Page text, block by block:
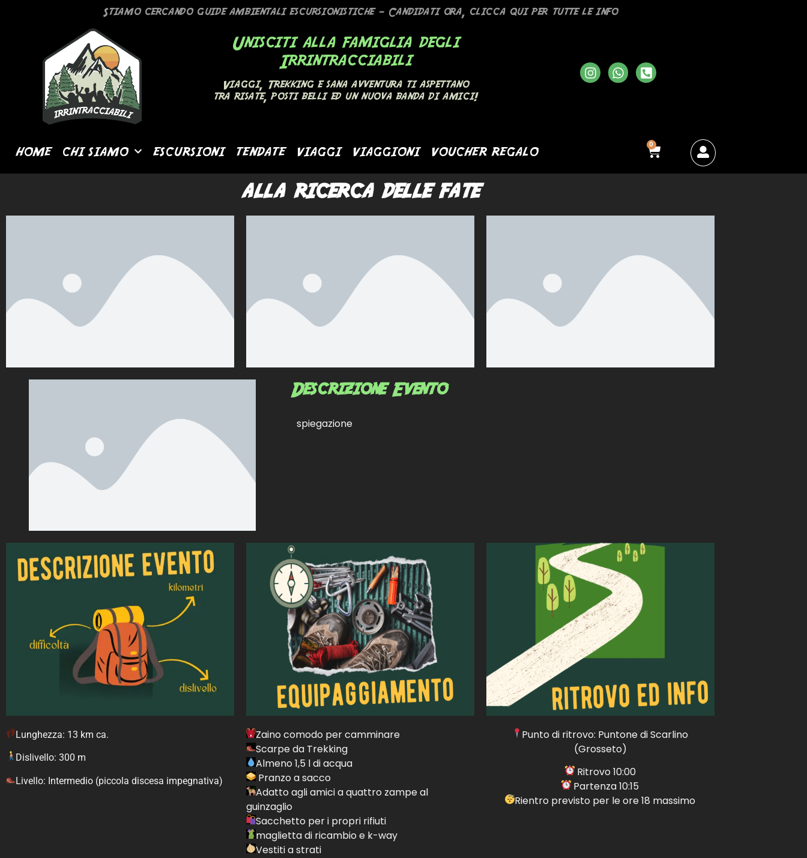
Stiamo cercando guide ambientali escursionistiche – Candidati ora, clicca qui per tutte le info
Unisciti alla famiglia degli
Irrintracciabili
Viaggi, Trekking e sana avventura ti aspettano
tra risate, posti belli ed un nuova banda di amici!
HOME CHI SIAMO ESCURSIONI TENDATE VIAGGI VIAGGIONI VOUCHER REGALO 0
alla ricerca delle fate
Descrizione Evento
spiegazione
Lunghezza: 13 km ca.
Dislivello: 300 m
Livello: Intermedio (piccola discesa impegnativa)
Zaino comodo per camminare
Scarpe da Trekking
Almeno 1,5 l di acqua
Pranzo a sacco
Adatto agli amici a quattro zampe al
guinzaglio
Sacchetto per i propri rifiuti
maglietta di ricambio e k-way
Vestiti a strati
Punto di ritrovo: Puntone di Scarlino
(Grosseto)
Ritrovo 10:00
Partenza 10:15
Rientro previsto per le ore 18 massimo